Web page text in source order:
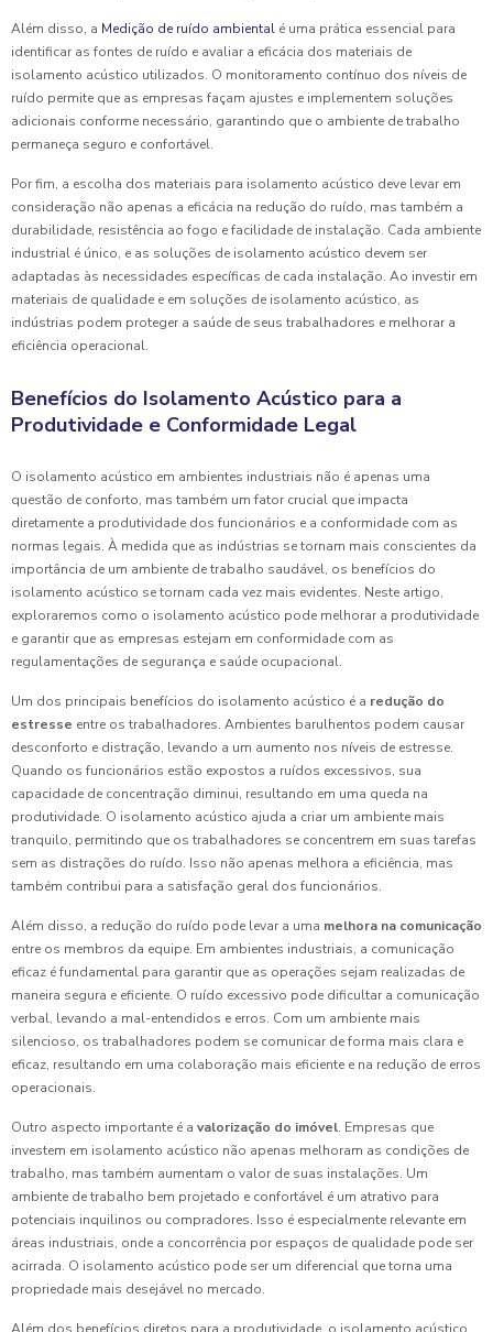
Além disso, a Medição de ruído ambiental é uma prática essencial para
identificar as fontes de ruído e avaliar a eficácia dos materiais de
isolamento acústico utilizados. O monitoramento contínuo dos níveis de
ruído permite que as empresas façam ajustes e implementem soluções
adicionais conforme necessário, garantindo que o ambiente de trabalho
permaneça seguro e confortável.
Por fim, a escolha dos materiais para isolamento acústico deve levar em
consideração não apenas a eficácia na redução do ruído, mas também a
durabilidade, resistência ao fogo e facilidade de instalação. Cada ambiente
industrial é único, e as soluções de isolamento acústico devem ser
adaptadas às necessidades específicas de cada instalação. Ao investir em
materiais de qualidade e em soluções de isolamento acústico, as
indústrias podem proteger a saúde de seus trabalhadores e melhorar a
eficiência operacional.
Benefícios do Isolamento Acústico para a
Produtividade e Conformidade Legal
O isolamento acústico em ambientes industriais não é apenas uma
questão de conforto, mas também um fator crucial que impacta
diretamente a produtividade dos funcionários e a conformidade com as
normas legais. À medida que as indústrias se tornam mais conscientes da
importância de um ambiente de trabalho saudável, os benefícios do
isolamento acústico se tornam cada vez mais evidentes. Neste artigo,
exploraremos como o isolamento acústico pode melhorar a produtividade
e garantir que as empresas estejam em conformidade com as
regulamentações de segurança e saúde ocupacional.
Um dos principais benefícios do isolamento acústico é a redução do
estresse entre os trabalhadores. Ambientes barulhentos podem causar
desconforto e distração, levando a um aumento nos níveis de estresse.
Quando os funcionários estão expostos a ruídos excessivos, sua
capacidade de concentração diminui, resultando em uma queda na
produtividade. O isolamento acústico ajuda a criar um ambiente mais
tranquilo, permitindo que os trabalhadores se concentrem em suas tarefas
sem as distrações do ruído. Isso não apenas melhora a eficiência, mas
também contribui para a satisfação geral dos funcionários.
Além disso, a redução do ruído pode levar a uma melhora na comunicação
entre os membros da equipe. Em ambientes industriais, a comunicação
eficaz é fundamental para garantir que as operações sejam realizadas de
maneira segura e eficiente. O ruído excessivo pode dificultar a comunicação
verbal, levando a mal-entendidos e erros. Com um ambiente mais
silencioso, os trabalhadores podem se comunicar de forma mais clara e
eficaz, resultando em uma colaboração mais eficiente e na redução de erros
operacionais.
Outro aspecto importante é a valorização do imóvel. Empresas que
investem em isolamento acústico não apenas melhoram as condições de
trabalho, mas também aumentam o valor de suas instalações. Um
ambiente de trabalho bem projetado e confortável é um atrativo para
potenciais inquilinos ou compradores. Isso é especialmente relevante em
áreas industriais, onde a concorrência por espaços de qualidade pode ser
acirrada. O isolamento acústico pode ser um diferencial que torna uma
propriedade mais desejável no mercado.